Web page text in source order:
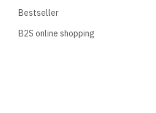
Bestseller
B2S online shopping